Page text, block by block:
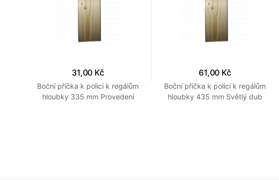
31,00 Kč
Boční příčka k polici k regálům
hloubky 335 mm Provedení
61,00 Kč
Boční příčka k polici k regálům
hloubky 435 mm Světlý dub